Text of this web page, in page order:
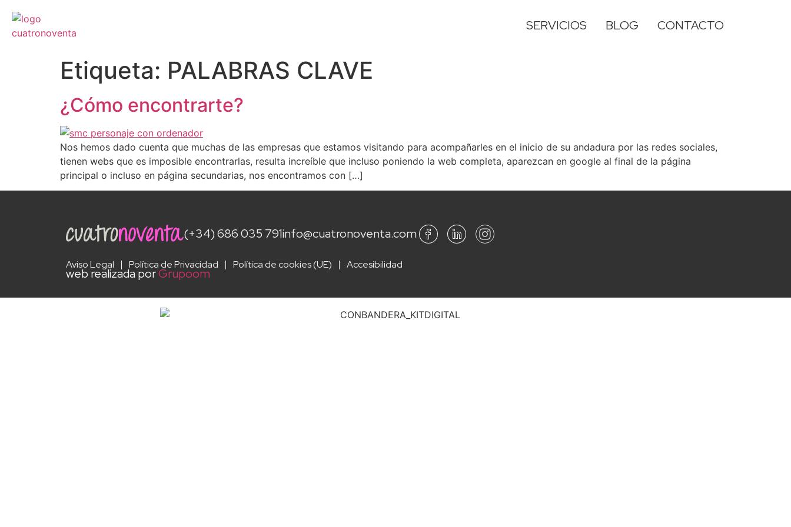
SERVICIOS BLOG CONTACTO
Etiqueta: PALABRAS CLAVE
¿Cómo encontrarte?
Nos hemos dado cuenta que muchas de las empresas que estamos visitando para acompañarles en el inicio de su andadura por las redes sociales,
tienen webs que es imposible encontrarlas, resulta increíble que incluso poniendo la web completa, aparezcan en google al final de la página
principal o incluso en página secundarias, nos encontramos con […]
(+34) 686 035 791info@cuatronoventa.com
Aviso Legal Política de Privacidad Política de cookies (UE) Accesibilidad
web realizada porGrupoom